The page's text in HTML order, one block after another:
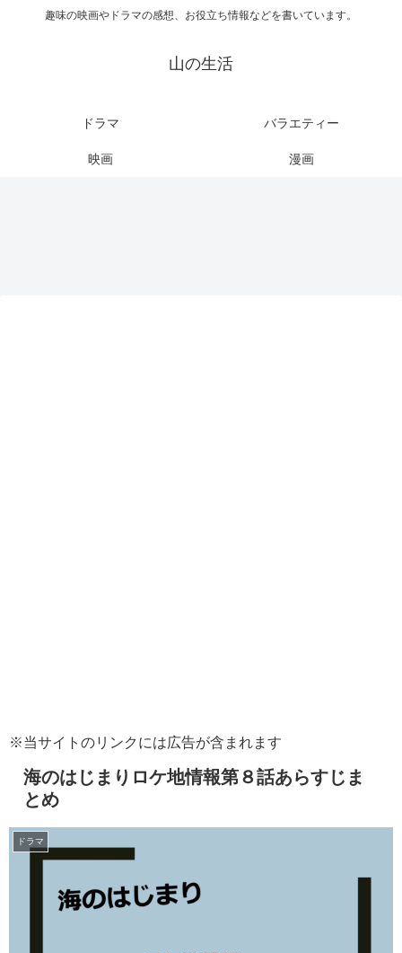
趣味の映画やドラマの感想、お役立ち情報などを書いています。
山の生活
ドラマ バラエティー
映画 漫画
※当サイトのリンクには広告が含まれます
海のはじまりロケ地情報第８話あらすじま
とめ
ドラマ